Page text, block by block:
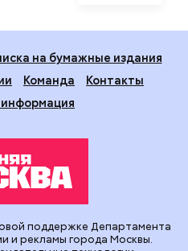
на бумажные издания
Команда
Контакты
поддержке Департамента
и рекламы города Москвы.